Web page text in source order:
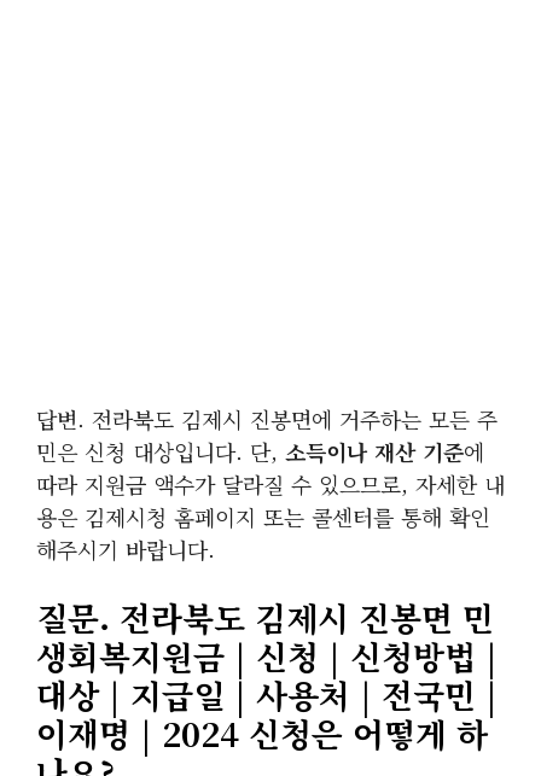
답변. 전라북도 김제시 진봉면에 거주하는 모든 주
민은 신청 대상입니다. 단, 소득이나 재산 기준에
따라 지원금 액수가 달라질 수 있으므로, 자세한 내
용은 김제시청 홈페이지 또는 콜센터를 통해 확인
해주시기 바랍니다.
질문. 전라북도 김제시 진봉면 민
생회복지원금 | 신청 | 신청방법 |
대상 | 지급일 | 사용처 | 전국민 |
이재명 | 2024 신청은 어떻게 하